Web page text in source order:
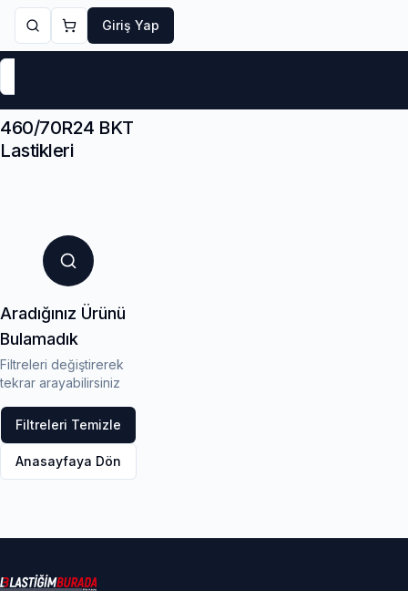
Giriş Yap
460/70R24 BKT
Lastikleri
Aradığınız Ürünü
Bulamadık
Filtreleri değiştirerek
tekrar arayabilirsiniz
Filtreleri Temizle
Anasayfaya Dön